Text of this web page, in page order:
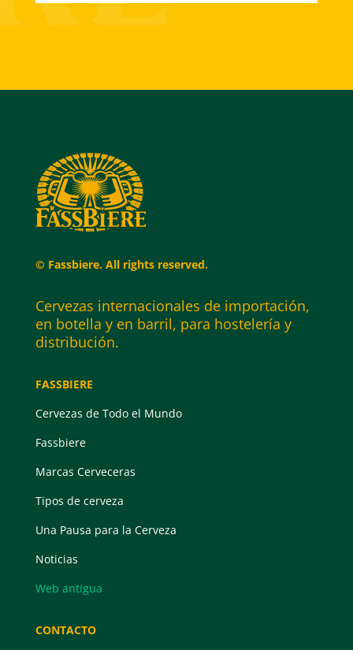
© Fassbiere. All rights reserved.
Cervezas internacionales de importación,
en botella y en barril, para hostelería y
distribución.
FASSBIERE
Cervezas de Todo el Mundo
Fassbiere
Marcas Cerveceras
Tipos de cerveza
Una Pausa para la Cerveza
Noticias
Web antigua
CONTACTO